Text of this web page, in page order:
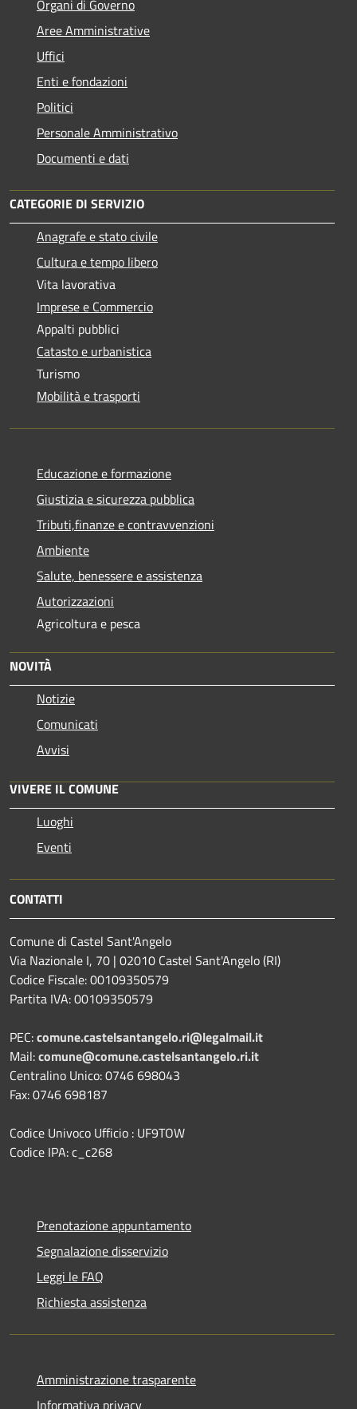
Organi di Governo
Aree Amministrative
Uffici
Enti e fondazioni
Politici
Personale Amministrativo
Documenti e dati
CATEGORIE DI SERVIZIO
Anagrafe e stato civile
Cultura e tempo libero
Vita lavorativa
Imprese e Commercio
Appalti pubblici
Catasto e urbanistica
Turismo
Mobilità e trasporti
Educazione e formazione
Giustizia e sicurezza pubblica
Tributi,finanze e contravvenzioni
Ambiente
Salute, benessere e assistenza
Autorizzazioni
Agricoltura e pesca
NOVITÀ
Notizie
Comunicati
Avvisi
VIVERE IL COMUNE
Luoghi
Eventi
CONTATTI
Comune di Castel Sant'Angelo
Via Nazionale I, 70 | 02010 Castel Sant'Angelo (RI)
Codice Fiscale: 00109350579
Partita IVA: 00109350579
PEC:comune.castelsantangelo.ri@legalmail.it
Mail:comune@comune.castelsantangelo.ri.it
Centralino Unico: 0746 698043
Fax: 0746 698187
Codice Univoco Ufficio : UF9TOW
Codice IPA: c_c268
Prenotazione appuntamento
Segnalazione disservizio
Leggi le FAQ
Richiesta assistenza
Amministrazione trasparente
Informativa privacy